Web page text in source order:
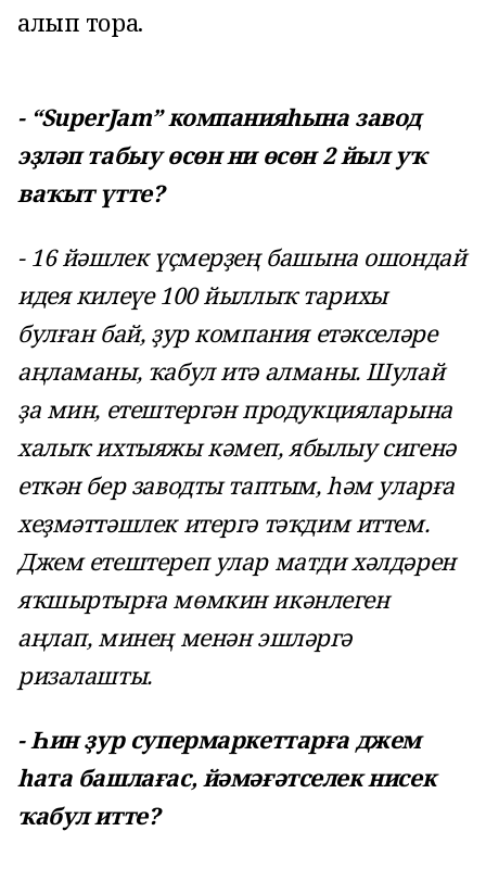
алып тора.
- “SuperJam” компанияһына завод
эҙләп табыу өсөн ни өсөн 2 йыл уҡ
ваҡыт үтте?
- 16 йәшлек үҫмерҙең башына ошондай
идея килеүе 100 йыллыҡ тарихы
булған бай, ҙур компания етәкселәре
аңламаны, ҡабул итә алманы. Шулай
ҙа мин, етештергән продукцияларына
халыҡ ихтыяжы кәмеп, ябылыу сигенә
еткән бер заводты таптым, һәм уларға
хеҙмәттәшлек итергә тәҡдим иттем.
Джем етештереп улар матди хәлдәрен
яҡшыртырға мөмкин икәнлеген
аңлап, минең менән эшләргә
ризалашты.
- Һин ҙур супермаркеттарға джем
һата башлағас, йәмәғәтселек нисек
ҡабул итте?